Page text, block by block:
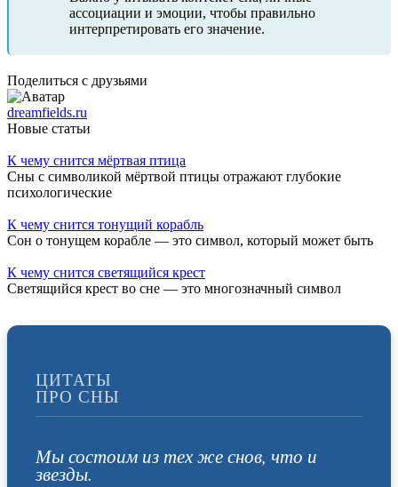
ассоциации и эмоции, чтобы правильно
интерпретировать его значение.
Поделиться с друзьями
dreamfields.ru
Новые статьи
К чему снится мёртвая птица
Сны с символикой мёртвой птицы отражают глубокие
психологические
К чему снится тонущий корабль
Сон о тонущем корабле — это символ, который может быть
К чему снится светящийся крест
Светящийся крест во сне — это многозначный символ
ЦИТАТЫ
ПРО СНЫ
Мы состоим из тех же снов, что и
звезды.